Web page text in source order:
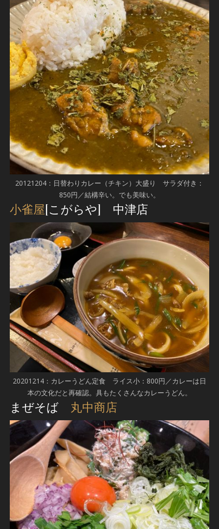
20121204：日替わりカレー（チキン）大盛り サラダ付き：
850円／結構辛い。でも美味い。
小雀屋[こがらや] 中津店
20201214：カレーうどん定食 ライス小：800円／カレーは日
本の文化だと再確認。具もたくさんなカレーうどん。
まぜそば 丸中商店